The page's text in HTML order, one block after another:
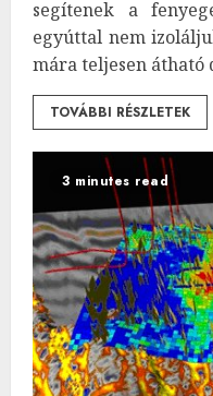
segítenek a
egyúttal nem
mára teljesen
TOVÁBBI RÉSZLETEK
3 minutes read